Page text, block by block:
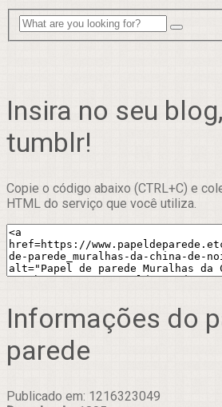
Insira no seu
tumblr!
Copie o código abaixo (CTRL+C) e
HTML do serviço que você utiliza.
Informações do
parede
Publicado em: 1216323049